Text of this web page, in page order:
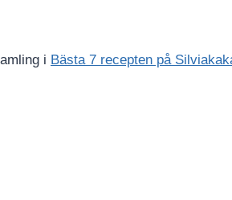
i Bästa 7 recepten på